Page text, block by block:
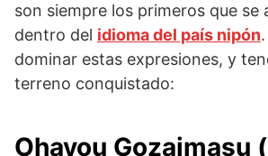
son siempre los primeros que se
dentro del idioma del país nipón
dominar estas expresiones, y
terreno conquistado:
Ohayou Gozaimasu